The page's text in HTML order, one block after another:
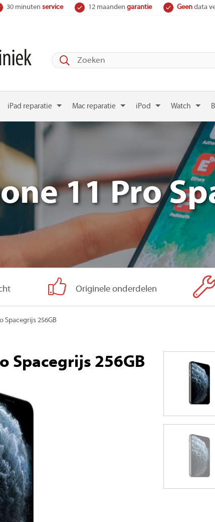
30 minuten service 12 maanden garantie Geen data
iPad reparatie Mac reparatie iPod Watch
11 Pro
Originele onderdelen
Spacegrijs 256GB
Spacegrijs 256GB